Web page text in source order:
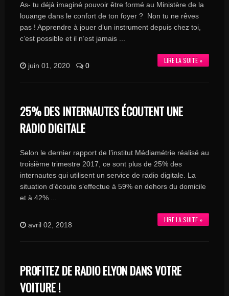
As- tu déjà imaginé pouvoir être formé au Ministère de la
louange dans le confort de ton foyer ? Non tu ne rêves
pas ! Apprendre à jouer d’un instrument depuis chez toi,
c’est possible et il n’est jamais ...
LIRE LA SUITE »
juin 01, 2020 0
25% DES INTERNAUTES ÉCOUTENT UNE
RADIO DIGITALE
Selon le dernier rapport de l’institut Médiamétrie réalisé au
troisième trimestre 2017, ce sont plus de 25% des
internautes qui utilisent un service de radio digitale. La
situation d’écoute s’effectue à 59% en dehors du domicile
et à 42% ...
LIRE LA SUITE »
avril 02, 2018
PROFITEZ DE RADIO ELYON DANS VOTRE
VOITURE !